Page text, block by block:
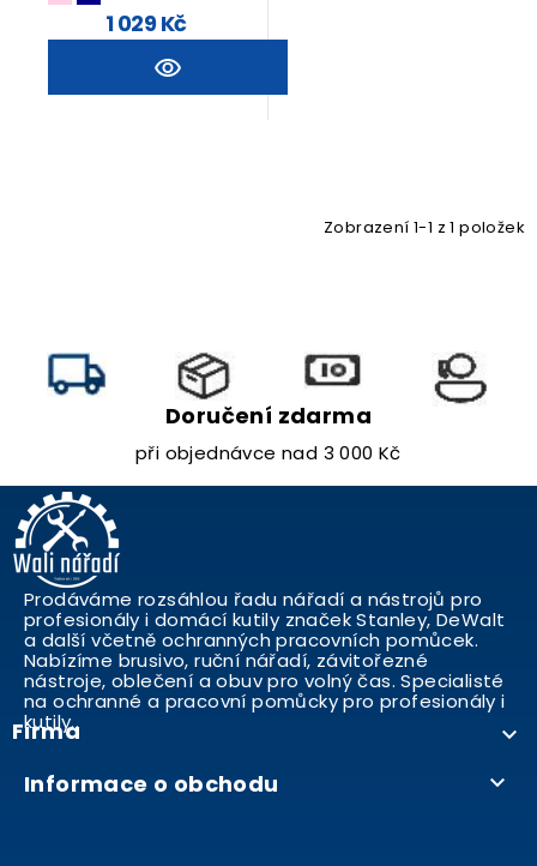
1 029 Kč
Zobrazení 1-1 z 1 položek
Doručení zdarma
při objednávce nad 3 000 Kč
Prodáváme rozsáhlou řadu nářadí a nástrojů pro
profesionály i domácí kutily značek Stanley, DeWalt
a další včetně ochranných pracovních pomůcek.
Nabízíme brusivo, ruční nářadí, závitořezné
nástroje, oblečení a obuv pro volný čas. Specialisté
na ochranné a pracovní pomůcky pro profesionály i
kutily..
Firma 
Informace o obchodu 